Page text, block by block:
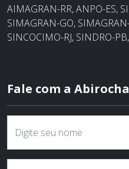
AIMAGRAN-RR, ANPO-ES,
SIMAGRAN-GO,
SINCOCIMO-RJ, SINDRO-
Fale com a
Digite seu nome